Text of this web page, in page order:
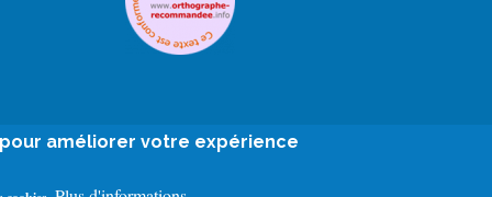
améliorer votre expérience